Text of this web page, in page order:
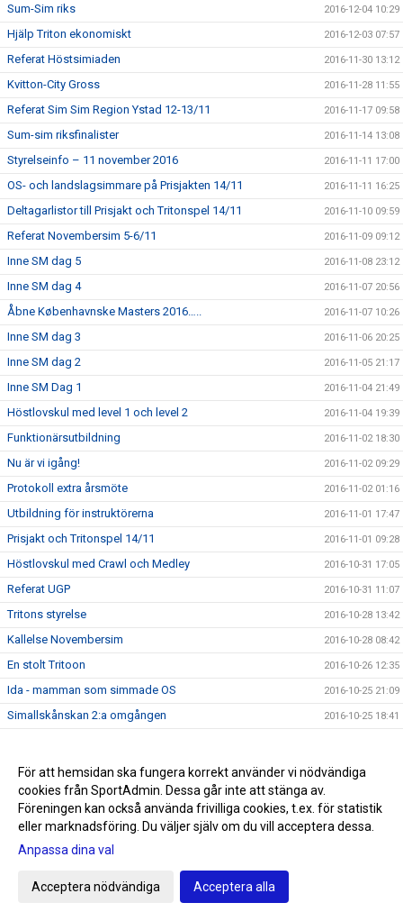
Sum-Sim riks 2016-12-04 10:29
Hjälp Triton ekonomiskt 2016-12-03 07:57
Referat Höstsimiaden 2016-11-30 13:12
Kvitton-City Gross 2016-11-28 11:55
Referat Sim Sim Region Ystad 12-13/11 2016-11-17 09:58
Sum-sim riksfinalister 2016-11-14 13:08
Styrelseinfo – 11 november 2016 2016-11-11 17:00
OS- och landslagsimmare på Prisjakten 14/11 2016-11-11 16:25
Deltagarlistor till Prisjakt och Tritonspel 14/11 2016-11-10 09:59
Referat Novembersim 5-6/11 2016-11-09 09:12
Inne SM dag 5 2016-11-08 23:12
Inne SM dag 4 2016-11-07 20:56
Åbne Københavnske Masters 2016….. 2016-11-07 10:26
Inne SM dag 3 2016-11-06 20:25
Inne SM dag 2 2016-11-05 21:17
Inne SM Dag 1 2016-11-04 21:49
Höstlovskul med level 1 och level 2 2016-11-04 19:39
Funktionärsutbildning 2016-11-02 18:30
Nu är vi igång! 2016-11-02 09:29
Protokoll extra årsmöte 2016-11-02 01:16
Utbildning för instruktörerna 2016-11-01 17:47
Prisjakt och Tritonspel 14/11 2016-11-01 09:28
Höstlovskul med Crawl och Medley 2016-10-31 17:05
Referat UGP 2016-10-31 11:07
Tritons styrelse 2016-10-28 13:42
Kallelse Novembersim 2016-10-28 08:42
En stolt Tritoon 2016-10-26 12:35
Ida - mamman som simmade OS 2016-10-25 21:09
Simallskånskan 2:a omgången 2016-10-25 18:41
Frågor angående styrelsens publicerade dokument inför
årsmötet
2016-10-24 18:18
Årets idrottsprestation 2015 2016-10-21 21:00
Kallelse och dagordning till Extra Årsmöte SK Triton 2016-10-21 19:55
Styrelsen informerar
UGP 4 22-23 oktober - Passtider uppdaterade
För att hemsidan ska fungera korrekt använder vi nödvändiga
cookies från SportAdmin. Dessa går inte att stänga av.
Föreningen kan också använda frivilliga cookies, t.ex. för statistik
eller marknadsföring. Du väljer själv om du vill acceptera dessa.
Anpassa dina val
Acceptera nödvändiga Acceptera alla